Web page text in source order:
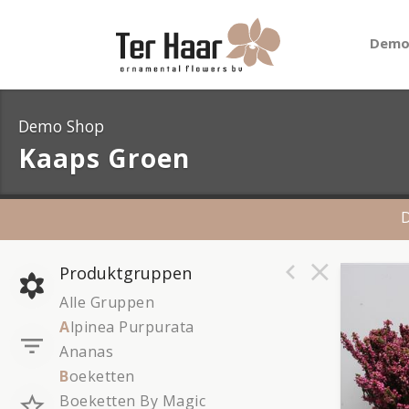
Demo Shop
Kaaps Groen
Produktgruppen
Alle Gruppen
Alpinea Purpurata
Ananas
Boeketten
Boeketten By Magic
Sie